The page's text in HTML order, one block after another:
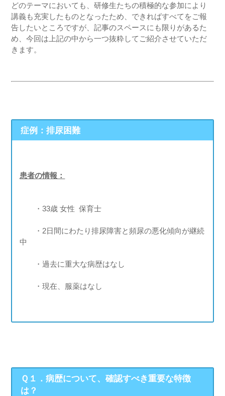
どのテーマにおいても、研修生たちの積極的な参加により
講義も充実したものとなったため、できればすべてをご報
告したいところですが、記事のスペースにも限りがあるた
め、今回は上記の中から一つ抜粋してご紹介させていただ
きます。
症例：排尿困難
患者の情報：
・33歳 女性 保育士
・2日間にわたり排尿障害と頻尿の悪化傾向が継続
中
・過去に重大な病歴はなし
・現在、服薬はなし
Ｑ１．病歴について、確認すべき重要な特徴
は？